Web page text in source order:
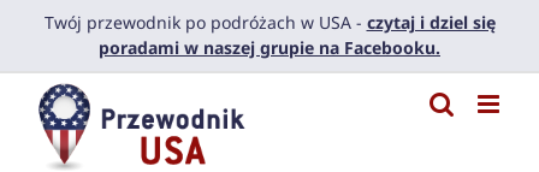
PrzejdźTwój przewodnik po podróżach w USA - czytaj i dziel się
poradami w naszej grupie na Facebooku.